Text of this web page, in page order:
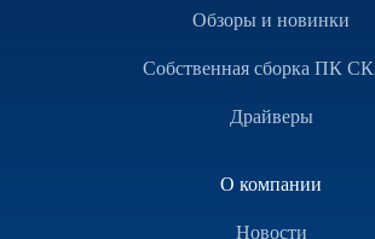
Обзоры и новинки
Собственная сборка ПК
Драйверы
О компании
Новости